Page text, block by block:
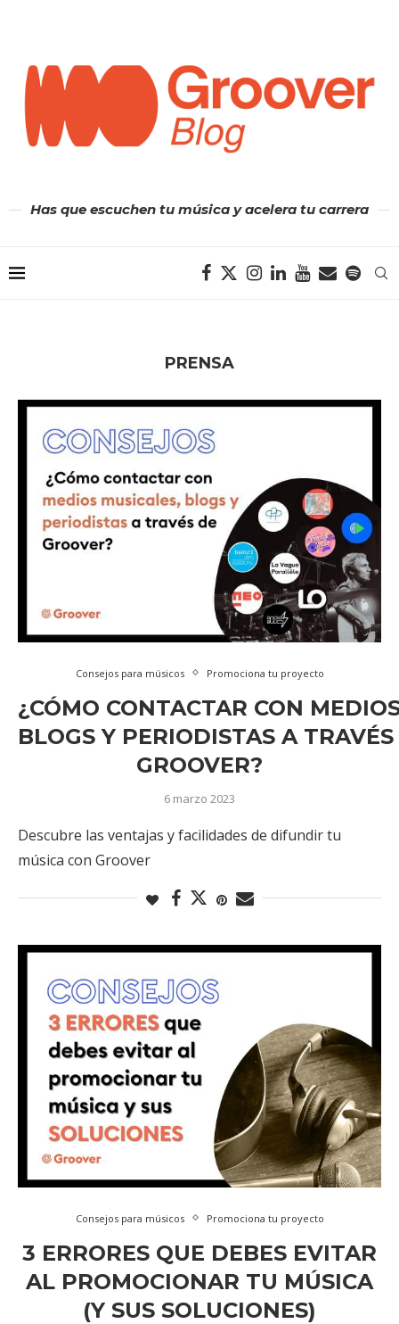
Has que escuchen tu música y acelera tu carrera
PRENSA
Consejos para músicos Promociona tu proyecto
¿CÓMO CONTACTAR CON
BLOGS Y PERIODISTAS A
GROOVER?
6 marzo 2023
Descubre las ventajas y facilidades de difundir tu
música con Groover
Consejos para músicos Promociona tu proyecto
3 ERRORES QUE DEBES EVITAR
AL PROMOCIONAR TU MÚSICA
(Y SUS SOLUCIONES)